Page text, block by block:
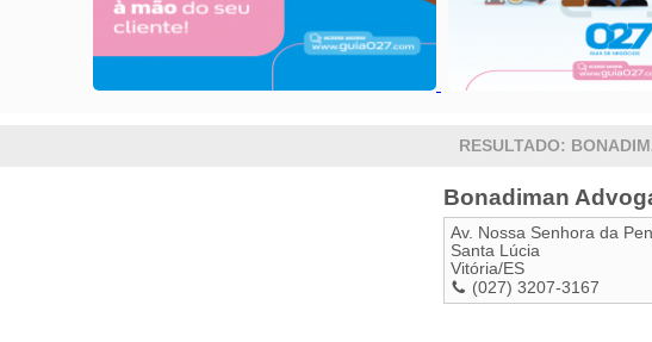
RESULTADO:
Bonadiman
Av. Nossa Senhora da
Santa Lúcia
Vitória/ES
(027) 3207-3167